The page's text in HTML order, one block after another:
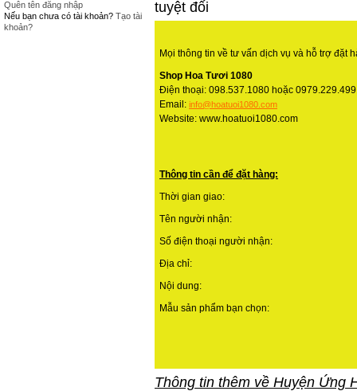
Quên tên đăng nhập
Nếu bạn chưa có tài khoản? Tạo tài
khoản?
tuyệt đối
Mọi thông tin về tư vấn dịch vụ và hỗ trợ đặt
Shop Hoa Tươi 1080
Điện thoại: 098.537.1080 hoặc 0979.229.499
Email: info@hoatuoi1080.com
Website: www.hoatuoi1080.com
Thông tin cần để đặt hàng:
Thời gian giao:
Tên người nhận:
Số điện thoại người nhận:
Địa chỉ:
Nội dung:
Mẫu sản phẩm bạn chọn:
Thông tin thêm về Huyện Ứng